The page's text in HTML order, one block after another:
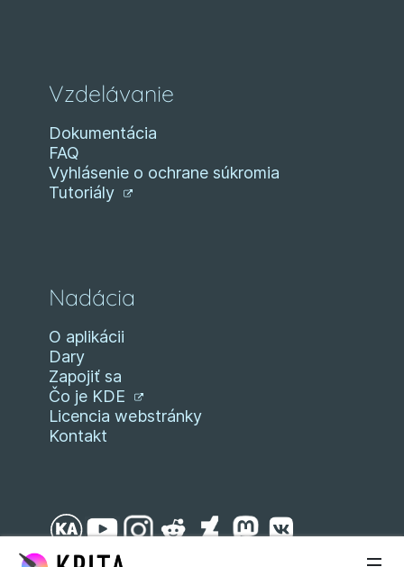
Vzdelávanie
Dokumentácia
FAQ
Vyhlásenie o ochrane súkromia
Tutoriály
Nadácia
O aplikácii
Dary
Zapojiť sa
Čo je KDE
Licencia webstránky
Kontakt